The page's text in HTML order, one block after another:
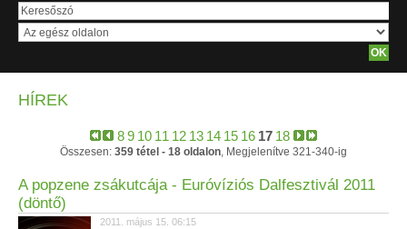
HÍREK
89 10 11 12 13 14 15 16 17 18
Összesen: 359 tétel - 18 oldalon, Megjelenítve 321-340-ig
A popzene zsákutcája - Euróvíziós Dalfesztivál 2011
(döntő)
2011. május 15. 06:15